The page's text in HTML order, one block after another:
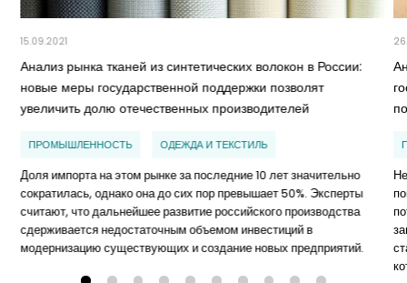
15.09.2021
Анализ рынка тканей из синтетических волокон в России:
новые меры государственной поддержки позволят
увеличить долю отечественных производителей
ПРОМЫШЛЕННОСТЬ ОДЕЖДА И ТЕКСТИЛЬ
Доля импорта на этом рынке за последние 10 лет значительно
сократилась, однако она до сих пор превышает 50%. Эксперты
считают, что дальнейшее развитие российского производства
сдерживается недостаточным объемом инвестиций в
модернизацию существующих и создание новых предприятий.